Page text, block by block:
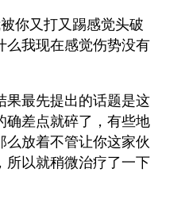
你又打又踢感觉头破
么我现在感觉伤势没有
果最先提出的话题是这
确差点就碎了，有些地
放着不管让你这家伙
所以就稍微治疗了一下